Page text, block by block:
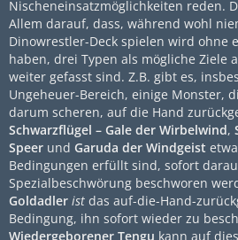
Nischeneinsatzmöglichkeiten reden.
Allem darauf, dass, während wohl
Dinowrestler-Deck spielen wird ohne
haben, drei Typen als mögliche Ziele
weiter gefasst sind. Z.B. gibt es,
Ungeheuer-Bereich, einige Monster,
darum scheren, auf die Hand
Schwarzflügel – Gale der Wirbelwind,
Speer und Garuda der Windgeist
Bedingungen erfüllt sind, sofort
Spezialbeschwörung beschworen
Goldadler ist das auf-die-Hand-
Bedingung, ihn sofort wieder zu
Wiedergeborener Tengu kann auf